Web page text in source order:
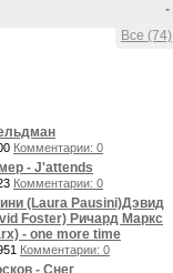
-
Все (74)
Комментарии: 0
- J'attends
Комментарии: 0
(Laura Pausini)Дэвид
Foster) Ричард Маркс
- one more time
Комментарии: 0
- Снег